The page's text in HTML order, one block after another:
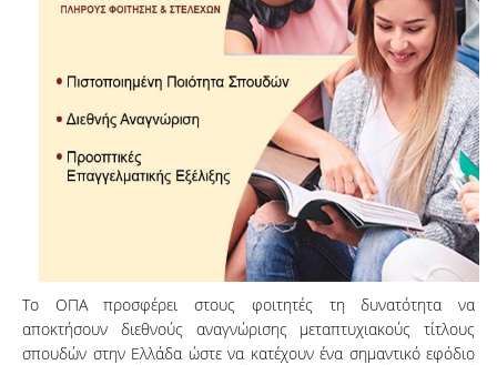
Το ΟΠΑ προσφέρει στους φοιτητές τη δυνατότητα να
αποκτήσουν διεθνούς αναγνώρισης μεταπτυχιακούς τίτλους
σπουδών στην Ελλάδα ώστε να κατέχουν ένα σημαντικό εφόδιο